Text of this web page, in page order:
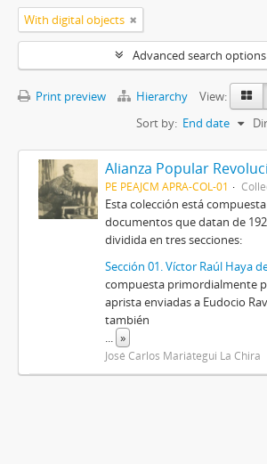
With digital objects
Advanced search options
Print preview Hierarchy
View:
Sort by: End date
PE PEAJCM APRA-COL-01
Esta colección está
documentos que datan de
dividida en tres secciones:
Sección 01. Víctor Raúl Haya
compuesta primordialmente
aprista enviadas a Eudocio
también
... »
José Carlos Mariátegui La Chira